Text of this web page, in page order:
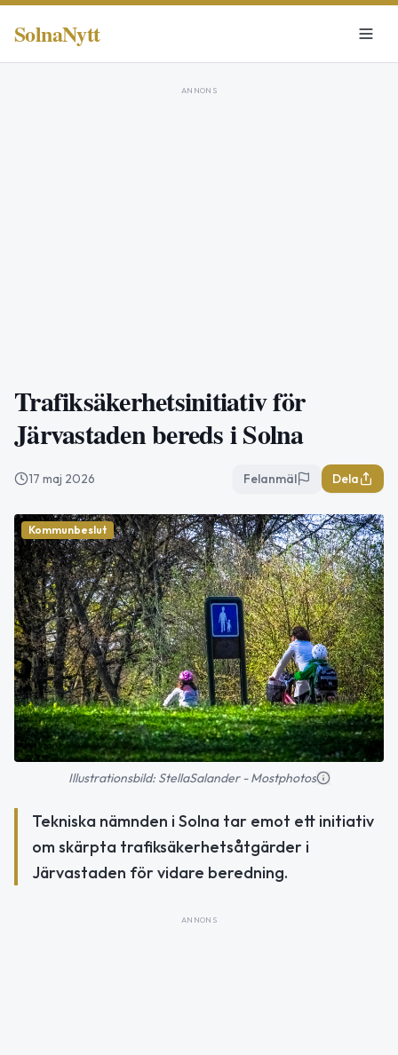
SolnaNytt
ANNONS
Trafiksäkerhetsinitiativ för
Järvastaden bereds i Solna
17 maj 2026 Felanmäl Dela
Kommunbeslut
Illustrationsbild: StellaSalander - Mostphotos
Tekniska nämnden i Solna tar emot ett initiativ
om skärpta trafiksäkerhetsåtgärder i
Järvastaden för vidare beredning.
ANNONS